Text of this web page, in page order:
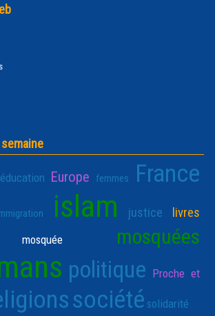
éducation Europe femmes France
islam justice livres
mosquée mosquées
politique Proche et
société solidarité